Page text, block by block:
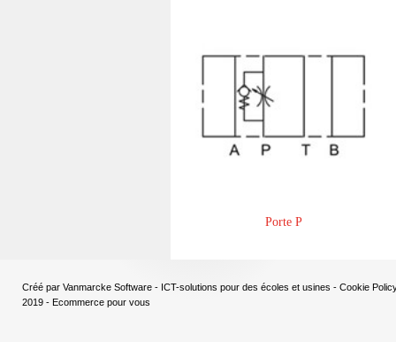
Porte P
Créé par Vanmarcke Software - ICT-solutions pour des écoles et usines - Cookie
2019 - Ecommerce pour vous